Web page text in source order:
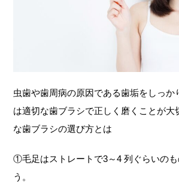
虫歯や歯周病の原因である歯垢をしっか
は適切な歯ブラシで正しく磨くことが大
な歯ブラシの選び方とは
①毛足はストレートで3～4 列ぐらいのも
う。